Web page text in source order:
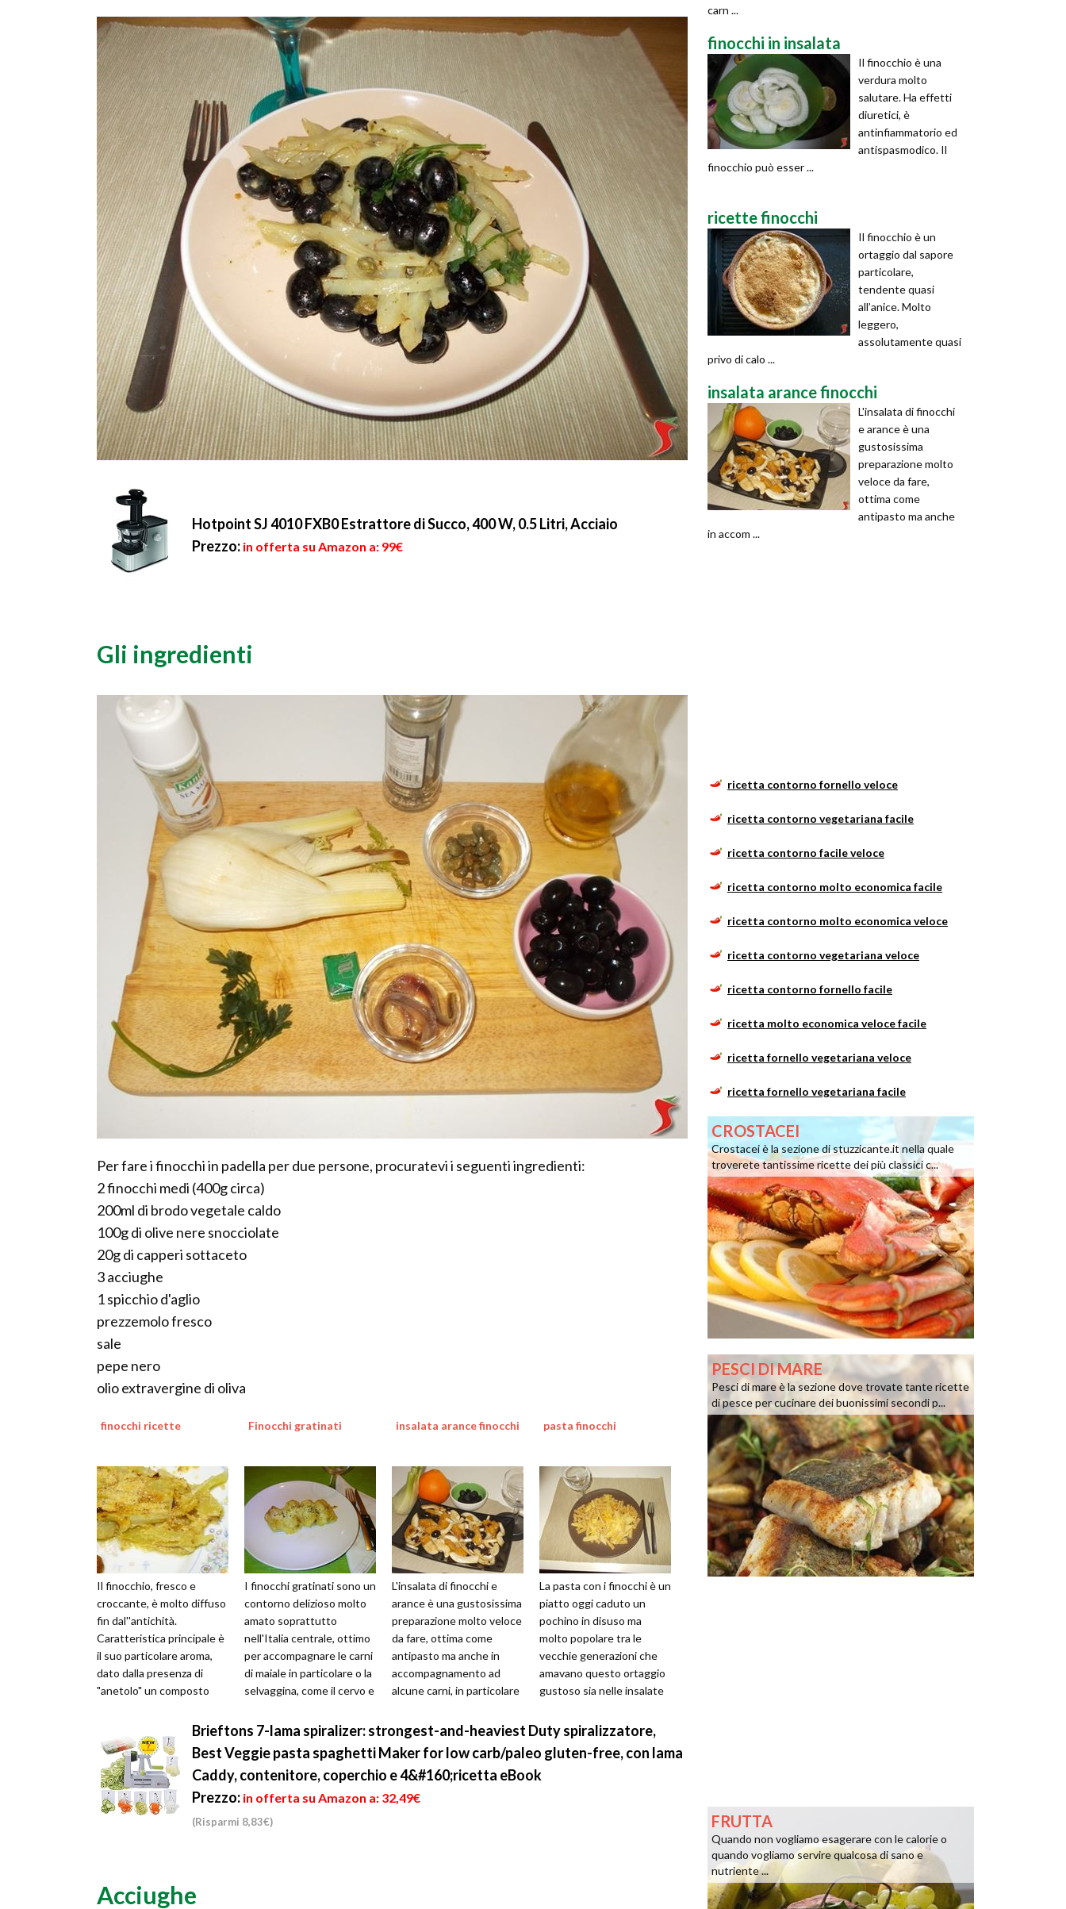
Hotpoint SJ 4010 FXB0 Estrattore di Succo, 400 W, 0.5 Litri, Acciaio
Prezzo: in offerta su Amazon a: 99€
Gli ingredienti
Per fare i finocchi in padella per due persone, procuratevi i seguenti ingredienti:
2 finocchi medi (400g circa)
200ml di brodo vegetale caldo
100g di olive nere snocciolate
20g di capperi sottaceto
3 acciughe
1 spicchio d'aglio
prezzemolo fresco
sale
pepe nero
olio extravergine di oliva
finocchi ricette
Il finocchio, fresco e
croccante, è molto diffuso
fin dal''antichità.
Caratteristica principale è
il suo particolare aroma,
dato dalla presenza di
"anetolo" un composto
Finocchi gratinati
I finocchi gratinati sono un
contorno delizioso molto
amato soprattutto
nell'Italia centrale, ottimo
per accompagnare le carni
di maiale in particolare o la
selvaggina, come il cervo e
insalata arance finocchi
L'insalata di finocchi e
arance è una gustosissima
preparazione molto veloce
da fare, ottima come
antipasto ma anche in
accompagnamento ad
alcune carni, in particolare
indi...
pasta finocchi
La pasta con i finocchi è un
piatto oggi caduto un
pochino in disuso ma
molto popolare tra le
vecchie generazioni che
amavano questo ortaggio
gustoso sia nelle insalate
cotte. L...
Brieftons 7-lama spiralizer: strongest-and-heaviest Duty spiralizzatore,
Best Veggie pasta spaghetti Maker for low carb/paleo gluten-free, con lama
Caddy, contenitore, coperchio e 4&#160;ricetta eBook
Prezzo: in offerta su Amazon a: 32,49€
(Risparmi 8,83€)
Acciughe
carn ...
finocchi in insalata
Il finocchio è una
verdura molto
salutare. Ha effetti
diuretici, è
antinfiammatorio ed
antispasmodico. Il
finocchio può esser ...
ricette finocchi
Il finocchio è un
ortaggio dal sapore
particolare,
tendente quasi
all’anice. Molto
leggero,
assolutamente quasi
privo di calo ...
insalata arance finocchi
L'insalata di finocchi
e arance è una
gustosissima
preparazione molto
veloce da fare,
ottima come
antipasto ma anche
in accom ...
ricetta contorno fornello veloce
ricetta contorno vegetariana facile
ricetta contorno facile veloce
ricetta contorno molto economica facile
ricetta contorno molto economica veloce
ricetta contorno vegetariana veloce
ricetta contorno fornello facile
ricetta molto economica veloce facile
ricetta fornello vegetariana veloce
ricetta fornello vegetariana facile
CROSTACEI
Crostacei è la sezione di stuzzicante.it nella quale
troverete tantissime ricette dei più classici c...
PESCI DI MARE
Pesci di mare è la sezione dove trovate tante ricette
di pesce per cucinare dei buonissimi secondi p...
FRUTTA
Quando non vogliamo esagerare con le calorie o
quando vogliamo servire qualcosa di sano e
nutriente ...